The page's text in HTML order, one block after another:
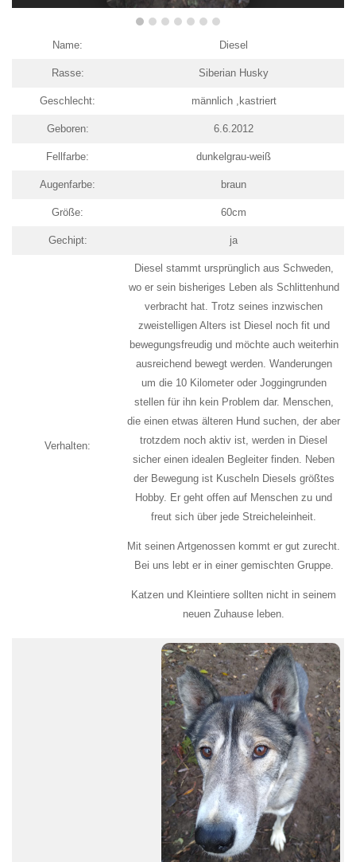
Name: Diesel
Rasse: Siberian Husky
Geschlecht: männlich ,kastriert
Geboren: 6.6.2012
Fellfarbe: dunkelgrau-weiß
Augenfarbe: braun
Größe: 60cm
Gechipt: ja
Verhalten:
Diesel stammt ursprünglich aus Schweden,
wo er sein bisheriges Leben als Schlittenhund
verbracht hat. Trotz seines inzwischen
zweistelligen Alters ist Diesel noch fit und
bewegungsfreudig und möchte auch weiterhin
ausreichend bewegt werden. Wanderungen
um die 10 Kilometer oder Joggingrunden
stellen für ihn kein Problem dar. Menschen,
die einen etwas älteren Hund suchen, der aber
trotzdem noch aktiv ist, werden in Diesel
sicher einen idealen Begleiter finden. Neben
der Bewegung ist Kuscheln Diesels größtes
Hobby. Er geht offen auf Menschen zu und
freut sich über jede Streicheleinheit.
Mit seinen Artgenossen kommt er gut zurecht.
Bei uns lebt er in einer gemischten Gruppe.
Katzen und Kleintiere sollten nicht in seinem
neuen Zuhause leben.